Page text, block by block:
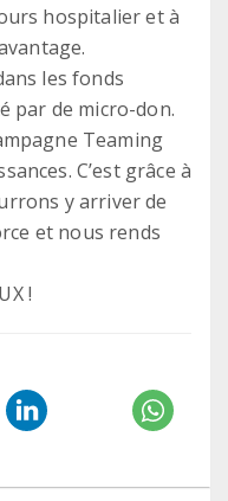
hospitalier et à
les fonds
par de micro-don.
Teaming
C’est grâce à
y arriver de
et nous rends
!